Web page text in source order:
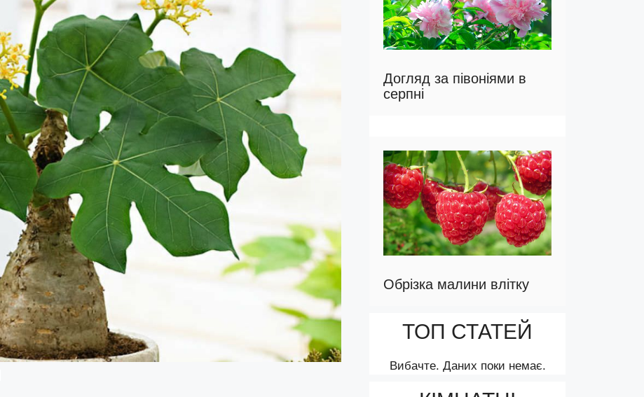
Догляд за півоніями в
серпні
Обрізка малини влітку
ТОП СТАТЕЙ
Вибачте. Даних поки немає.